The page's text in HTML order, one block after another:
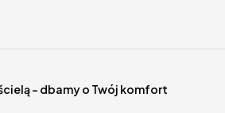
– dbamy o Twój komfort